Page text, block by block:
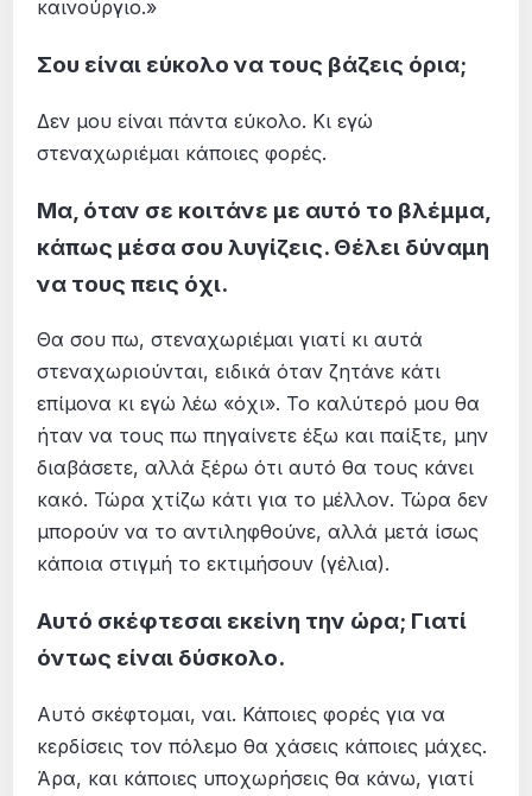
καινούργιο.»
Σου είναι εύκολο να τους βάζεις όρια;
Δεν μου είναι πάντα εύκολο. Κι εγώ
στεναχωριέμαι κάποιες φορές.
Μα, όταν σε κοιτάνε με αυτό το βλέμμα,
κάπως μέσα σου λυγίζεις. Θέλει δύναμη
να τους πεις όχι.
Θα σου πω, στεναχωριέμαι γιατί κι αυτά
στεναχωριούνται, ειδικά όταν ζητάνε κάτι
επίμονα κι εγώ λέω «όχι». Το καλύτερό μου θα
ήταν να τους πω πηγαίνετε έξω και παίξτε, μην
διαβάσετε, αλλά ξέρω ότι αυτό θα τους κάνει
κακό. Τώρα χτίζω κάτι για το μέλλον. Τώρα δεν
μπορούν να το αντιληφθούνε, αλλά μετά ίσως
κάποια στιγμή το εκτιμήσουν (γέλια).
Αυτό σκέφτεσαι εκείνη την ώρα; Γιατί
όντως είναι δύσκολο.
Αυτό σκέφτομαι, ναι. Κάποιες φορές για να
κερδίσεις τον πόλεμο θα χάσεις κάποιες μάχες.
Άρα, και κάποιες υποχωρήσεις θα κάνω, γιατί